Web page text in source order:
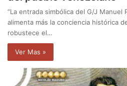
“La entrada simbólica del G/J Manuel
alimenta más la conciencia histórica
robustece el…
Ver Mas »